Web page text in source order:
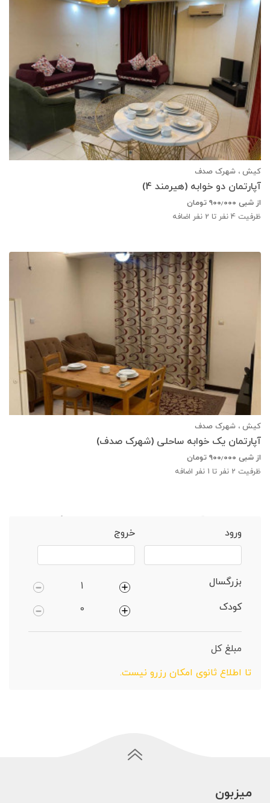
کیش ، شهرک صدف
آپارتمان دو خوابه (هیرمند 4)
از شبی ۹۰۰٫۰۰۰ تومان
ظرفیت 4 نفر تا 2 نفر اضافه
کیش ، شهرک صدف
آپارتمان یک خوابه ساحلی (شهرک صدف)
از شبی ۹۰۰٫۰۰۰ تومان
ظرفیت 2 نفر تا 1 نفر اضافه
ورود
خروج
بزرگسال
کودک
مبلغ کل
تا اطلاع ثانوی امکان رزرو نیست.
میزبون